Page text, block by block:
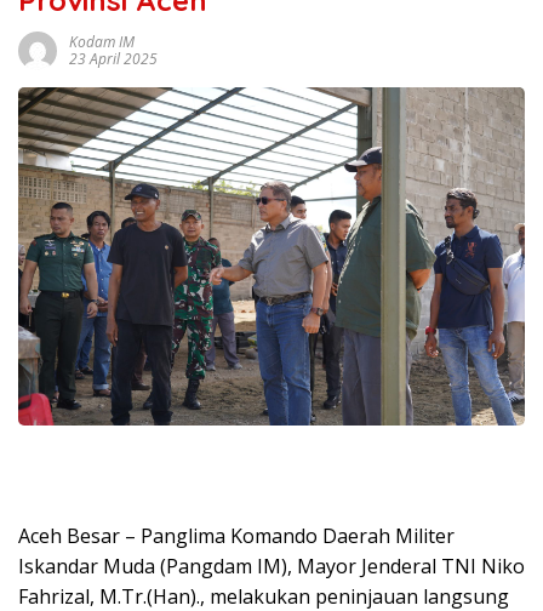
Kodam IM
23 April 2025
Aceh Besar – Panglima Komando Daerah Militer
Iskandar Muda (Pangdam IM), Mayor Jenderal TNI Niko
Fahrizal, M.Tr.(Han)., melakukan peninjauan langsung